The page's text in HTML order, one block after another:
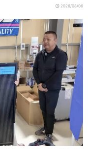
2026/08/06